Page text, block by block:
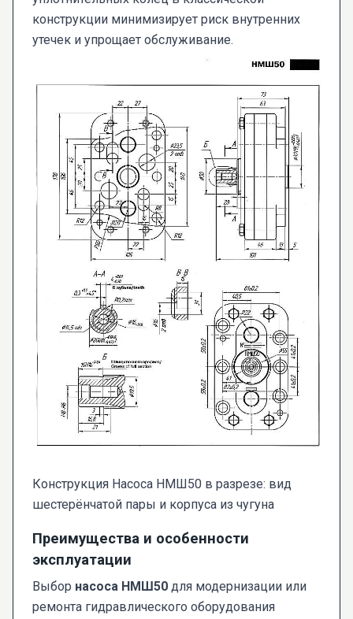
конструкции минимизирует риск внутренних
утечек и упрощает обслуживание.
Конструкция Насоса НМШ50 в разрезе: вид
шестерёнчатой пары и корпуса из чугуна
Преимущества и особенности
эксплуатации
Выбор насоса НМШ50 для модернизации или
ремонта гидравлического оборудования